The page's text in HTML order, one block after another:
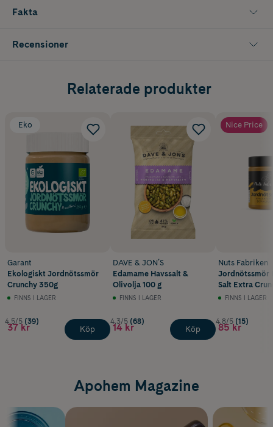
Fakta
Recensioner
Relaterade produkter
Eko
Garant
Ekologiskt Jordnötssmör
Crunchy 350g
FINNS I LAGER
4.5/5 (39)
37 kr Köp
DAVE & JON´S
Edamame Havssalt &
Olivolja 100 g
FINNS I LAGER
4.3/5 (68)
14 kr Köp
Nice Price
Nuts Fabriken
Jordnötssmör
FINNS I LAGER
4.8/5 (15)
85 kr
Apohem Magazine